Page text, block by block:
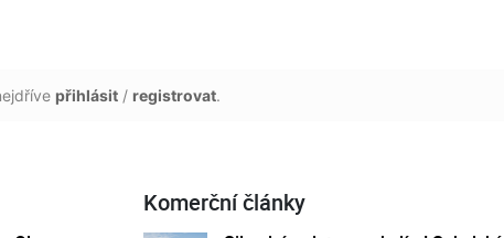
přihlásit / registrovat.
Komerční články